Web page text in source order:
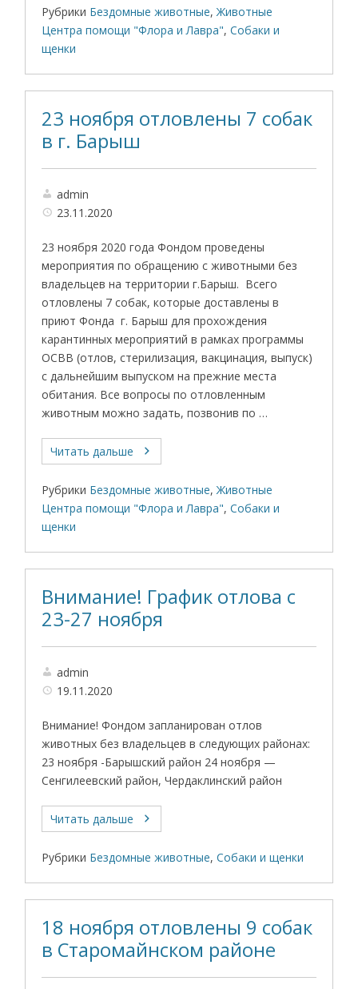
Рубрики Бездомные животные,Животные
Центра помощи "Флора и Лавра",Собаки и
щенки
23 ноября отловлены 7 собак
в г. Барыш
admin
23.11.2020
23 ноября 2020 года Фондом проведены
мероприятия по обращению с животными без
владельцев на территории г.Барыш. Всего
отловлены 7 собак, которые доставлены в
приют Фонда г. Барыш для прохождения
карантинных мероприятий в рамках программы
ОСВВ (отлов, стерилизация, вакцинация, выпуск)
с дальнейшим выпуском на прежние места
обитания. Все вопросы по отловленным
животным можно задать, позвонив по …
Читать дальше
Рубрики Бездомные животные,Животные
Центра помощи "Флора и Лавра",Собаки и
щенки
Внимание! График отлова с
23-27 ноября
admin
19.11.2020
Внимание! Фондом запланирован отлов
животных без владельцев в следующих районах:
23 ноября -Барышский район 24 ноября —
Сенгилеевский район, Чердаклинский район
Читать дальше
Рубрики Бездомные животные,Собаки и щенки
18 ноября отловлены 9 собак
в Старомайнском районе